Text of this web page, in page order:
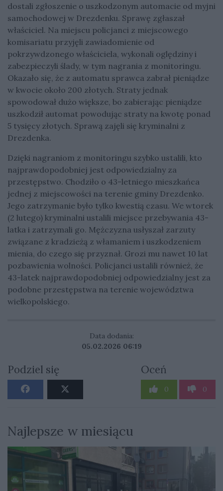
dostali zgłoszenie o uszkodzonym automacie od myjni
samochodowej w Drezdenku. Sprawę zgłaszał
właściciel. Na miejscu policjanci z miejscowego
komisariatu przyjęli zawiadomienie od
pokrzywdzonego właściciela, wykonali oględziny i
zabezpieczyli ślady, w tym nagrania z monitoringu.
Okazało się, że z automatu sprawca zabrał pieniądze
w kwocie około 200 złotych. Straty jednak
spowodował dużo większe, bo zabierając pieniądze
uszkodził automat powodując straty na kwotę ponad
5 tysięcy złotych. Sprawą zajęli się kryminalni z
Drezdenka.
Dzięki nagraniom z monitoringu szybko ustalili, kto
najprawdopodobniej jest odpowiedzialny za
przestępstwo. Chodziło o 43-letniego mieszkańca
jednej z miejscowości na terenie gminy Drezdenko.
Jego zatrzymanie było tylko kwestią czasu. We wtorek
(2 lutego) kryminalni ustalili miejsce przebywania 43-
latka i zatrzymali go. Mężczyzna usłyszał zarzuty
związane z kradzieżą z włamaniem i uszkodzeniem
mienia, do czego się przyznał. Grozi mu nawet 10 lat
pozbawienia wolności. Policjanci ustalili również, że
43-latek najprawdopodobniej odpowiedzialny jest za
podobne przestępstwa na terenie województwa
wielkopolskiego.
Data dodania:
05.02.2026 06:19
Podziel się Oceń
0 0
Najlepsze w miesiącu